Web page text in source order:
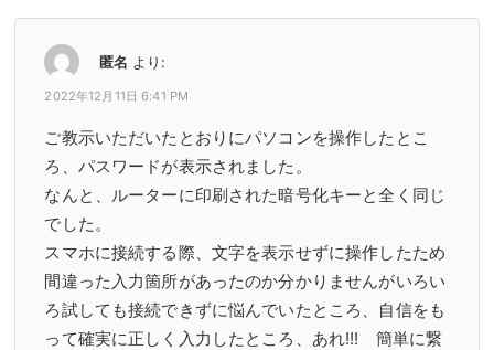
匿名 より:
2022年12月11日 6:41 PM
ご教示いただいたとおりにパソコンを操作したとこ
ろ、パスワードが表示されました。
なんと、ルーターに印刷された暗号化キーと全く同じ
でした。
スマホに接続する際、文字を表示せずに操作したため
間違った入力箇所があったのか分かりませんがいろい
ろ試しても接続できずに悩んでいたところ、自信をも
って確実に正しく入力したところ、あれ!!! 簡単に繋